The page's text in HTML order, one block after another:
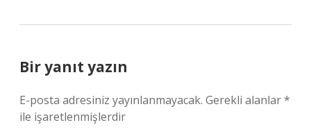
Bir yanıt yazın
E-posta adresiniz yayınlanmayacak. Gerekli alanlar*
ile işaretlenmişlerdir